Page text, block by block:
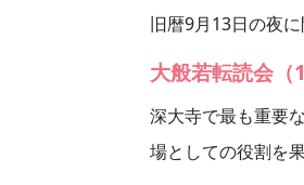
旧暦9月13日の夜
大般若転読会（
深大寺で最も重要
場としての役割を